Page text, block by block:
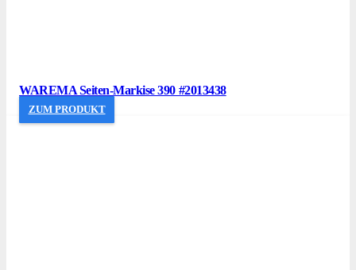
WAREMA Seiten-Markise 390 #2013438
ZUM PRODUKT